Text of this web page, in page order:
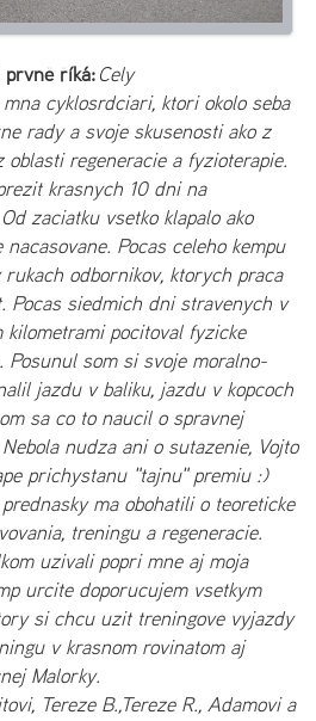
prvně říká:Cely
cyklosrdciari, ktori okolo seba
rady a svoje skusenosti ako z
regeneracie a fyzioterapie.
krasnych 10 dni na
zaciatku vsetko klapalo ako
Pocas celeho kempu
odbornikov, ktorych praca
Pocas siedmich dni stravenych v
pocitoval fyzicke
Posunul som si svoje moralno-
jazdu v baliku, jazdu v kopcoch
sa co to naucil o spravnej
nudza ani o sutazenie, Vojto
prichystanu "tajnu" premiu :)
ma obohatili o teoreticke
treningu a regeneracie.
uzivali popri mne aj moja
urcite doporucujem vsetkym
si chcu uzit treningove vyjazdy
v krasnom rovinatom aj
Malorky.
Tereze B.,Tereze R., Adamovi a